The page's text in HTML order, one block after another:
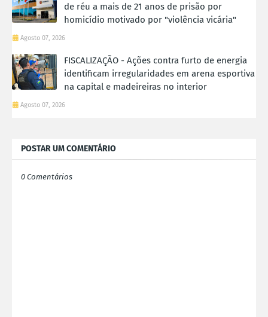
de réu a mais de 21 anos de prisão por
homicídio motivado por "violência vicária"
Agosto 07, 2026
FISCALIZAÇÃO - Ações contra furto de energia
identificam irregularidades em arena esportiva
na capital e madeireiras no interior
Agosto 07, 2026
POSTAR UM COMENTÁRIO
0 Comentários